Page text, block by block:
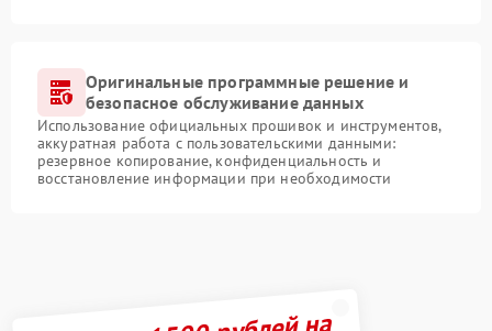
Оригинальные программные решение и
безопасное обслуживание данных
Использование официальных прошивок и инструментов,
аккуратная работа с пользовательскими данными:
резервное копирование, конфиденциальность и
восстановление информации при необходимости